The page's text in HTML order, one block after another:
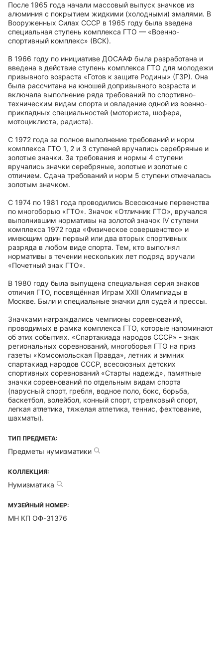
После 1965 года начали массовый выпуск значков из
алюминия с покрытием жидкими (холодными) эмалями. В
Вооруженных Силах СССР в 1965 году была введена
специальная ступень комплекса ГТО — «Военно-
спортивный комплекс» (ВСК).
В 1966 году по инициативе ДОСААФ была разработана и
введена в действие ступень комплекса ГТО для молодежи
призывного возраста «Готов к защите Родины» (ГЗР). Она
была рассчитана на юношей допризывного возраста и
включала выполнение ряда требований по спортивно-
техническим видам спорта и овладение одной из военно-
прикладных специальностей (моториста, шофера,
мотоциклиста, радиста).
С 1972 года за полное выполнение требований и норм
комплекса ГТО 1, 2 и 3 ступеней вручались серебряные и
золотые значки. За требования и нормы 4 ступени
вручались значки серебряные, золотые и золотые с
отличием. Сдача требований и норм 5 ступени отмечалась
золотым значком.
С 1974 по 1981 года проводились Всесоюзные первенства
по многоборью «ГТО». Значок «Отличник ГТО», вручался
выполнившим нормативы на золотой значок IV ступени
комплекса 1972 года «Физическое совершенство» и
имеющим один первый или два вторых спортивных
разряда в любом виде спорта. Тем, кто выполнял
нормативы в течении нескольких лет подряд вручали
«Почетный знак ГТО».
В 1980 году была выпущена специальная серия знаков
отличия ГТО, посвящённая Играм XXII Олимпиады в
Москве. Были и специальные значки для судей и прессы.
Значками награждались чемпионы соревнований,
проводимых в рамка комплекса ГТО, которые напоминают
об этих событиях. «Спартакиада народов СССР» - знак
региональных соревнований, многоборья ГТО на приз
газеты «Комсомольская Правда», летних и зимних
спартакиад народов СССР, всесоюзных детских
спортивных соревнований «Старты надежд», памятные
значки соревнований по отдельным видам спорта
(парусный спорт, гребля, водное поло, бокс, борьба,
баскетбол, волейбол, конный спорт, стрелковый спорт,
легкая атлетика, тяжелая атлетика, теннис, фехтование,
шахматы).
ТИП ПРЕДМЕТА:
Предметы нумизматики
КОЛЛЕКЦИЯ:
Нумизматика
МУЗЕЙНЫЙ НОМЕР:
МН КП ОФ-31376